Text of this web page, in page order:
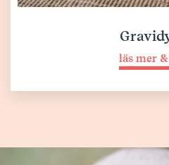
läs mer